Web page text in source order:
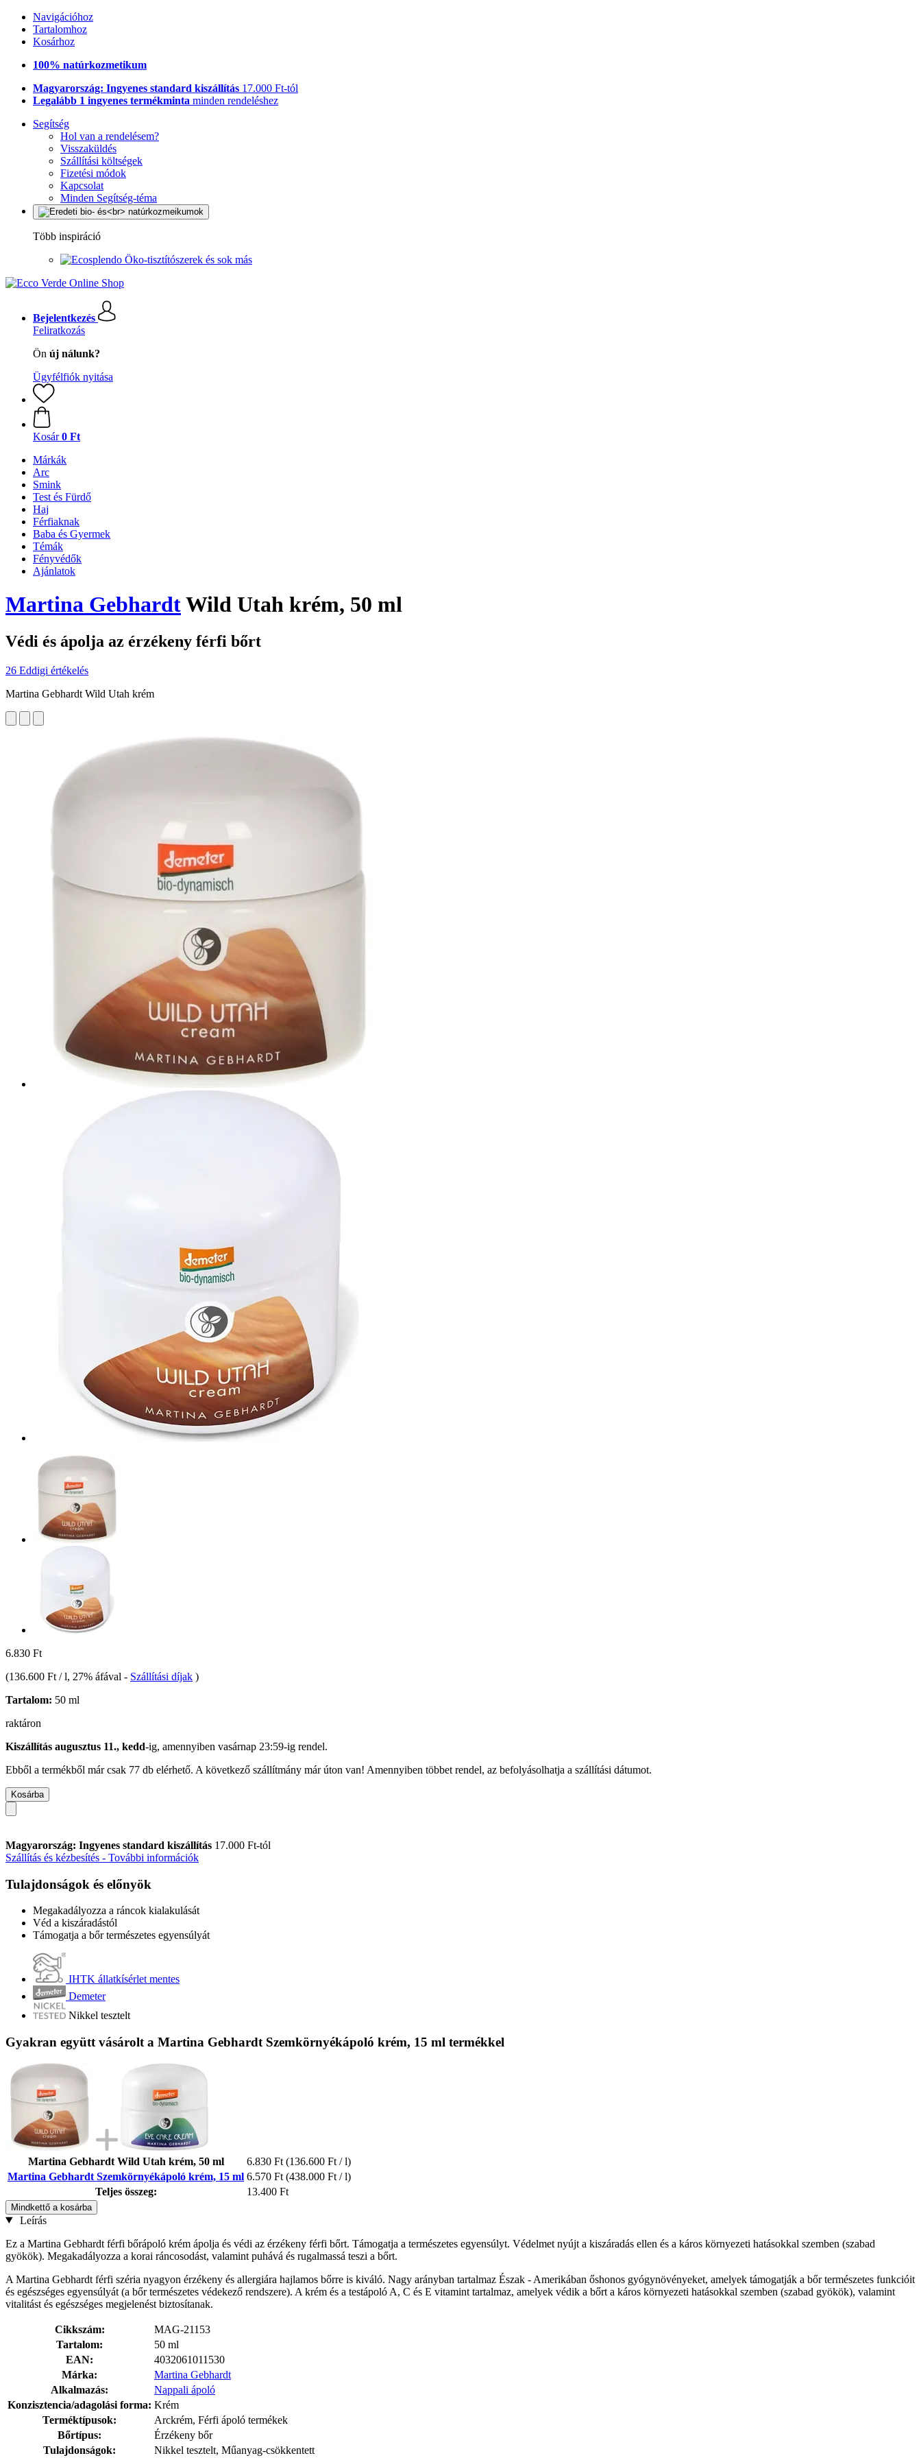
Navigációhoz
Tartalomhoz
Kosárhoz
100% natúrkozmetikum
Magyarország: Ingyenes standard kiszállítás 17.000 Ft-tól
Legalább 1 ingyenes termékminta minden rendeléshez
Segítség
Hol van a rendelésem?
Visszaküldés
Szállítási költségek
Fizetési módok
Kapcsolat
Minden Segítség-téma
Több inspiráció
Öko-tisztítószerek és sok más
Bejelentkezés
Feliratkozás
Ön új nálunk?
Ügyfélfiók nyitása
Kosár 0 Ft
Márkák
Arc
Smink
Test és Fürdő
Haj
Férfiaknak
Baba és Gyermek
Témák
Fényvédők
Ajánlatok
Martina GebhardtWild Utah krém, 50 ml
Védi és ápolja az érzékeny férfi bőrt
26 Eddigi értékelés
Martina Gebhardt Wild Utah krém
6.830 Ft
(136.600 Ft / l, 27% áfával - Szállítási díjak )
Tartalom: 50 ml
raktáron
Kiszállítás augusztus 11., kedd-ig, amennyiben vasárnap 23:59-ig rendel.
Ebből a termékből már csak 77 db elérhető. A következő szállítmány már úton van! Amennyiben többet rendel, az befolyásolhatja a szállítási dátumot.
Kosárba
Magyarország: Ingyenes standard kiszállítás 17.000 Ft-tól
Szállítás és kézbesítés - További információk
Tulajdonságok és előnyök
Megakadályozza a ráncok kialakulását
Véd a kiszáradástól
Támogatja a bőr természetes egyensúlyát
IHTK állatkísérlet mentes
Demeter
Nikkel tesztelt
Gyakran együtt vásárolt a Martina Gebhardt Szemkörnyékápoló krém, 15 ml termékkel
Martina Gebhardt Wild Utah krém, 50 ml 6.830 Ft (136.600 Ft / l)
Martina Gebhardt Szemkörnyékápoló krém, 15 ml 6.570 Ft (438.000 Ft / l)
Teljes összeg:
13.400 Ft
Mindkettő a kosárba
Leírás
Ez a Martina Gebhardt férfi bőrápoló krém ápolja és védi az érzékeny férfi bőrt. Támogatja a természetes egyensúlyt. Védelmet nyújt a kiszáradás ellen és a káros környezeti hatásokkal szemben (szabad
gyökök). Megakadályozza a korai ráncosodást, valamint puhává és rugalmassá teszi a bőrt.
A Martina Gebhardt férfi széria nyagyon érzékeny és allergiára hajlamos bőrre is kiváló. Nagy arányban tartalmaz Észak - Amerikában őshonos gyógynövényeket, amelyek támogatják a bőr természetes funkcióit
és egészséges egyensúlyát (a bőr természetes védekező rendszere). A krém és a testápoló A, C és E vitamint tartalmaz, amelyek védik a bőrt a káros környezeti hatásokkal szemben (szabad gyökök), valamint
vitalitást és egészséges megjelenést biztosítanak.
Cikkszám:
MAG-21153
Tartalom:
50 ml
EAN:
4032061011530
Márka:
Martina Gebhardt
Alkalmazás:
Nappali ápoló
Konzisztencia/adagolási forma: Krém
Terméktípusok:
Arckrém, Férfi ápoló termékek
Bőrtípus:
Érzékeny bőr
Tulajdonságok:
Nikkel tesztelt, Műanyag-csökkentett